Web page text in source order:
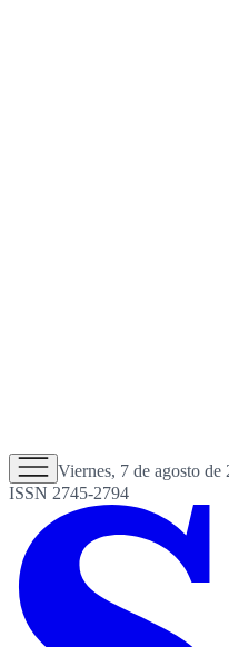
Viernes, 7 de agosto de
ISSN 2745-2794